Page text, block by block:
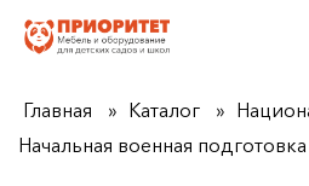
Главная Каталог
Начальная военная подготовка